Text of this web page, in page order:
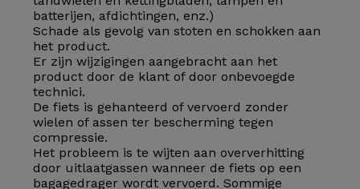
batterijen, afdichtingen, enz.)
Schade als gevolg van stoten en schokken aan
het product.
Er zijn wijzigingen aangebracht aan het
product door de klant of door onbevoegde
technici.
De fiets is gehanteerd of vervoerd zonder
wielen of assen ter bescherming tegen
compressie.
Het probleem is te wijten aan oververhitting
door uitlaatgassen wanneer de fiets op een
bagagedrager wordt vervoerd. Sommige